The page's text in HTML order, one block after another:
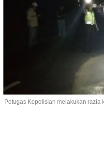
Petugas Kepolisian melakukan